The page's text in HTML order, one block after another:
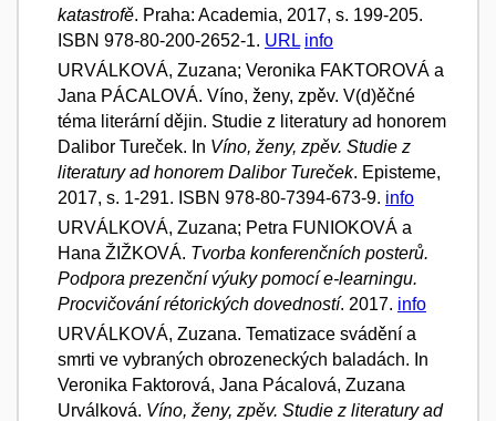
katastrofě. Praha: Academia, 2017, s. 199-205.
ISBN 978-80-200-2652-1. URL info
URVÁLKOVÁ, Zuzana; Veronika FAKTOROVÁ a
Jana PÁCALOVÁ. Víno, ženy, zpěv. V(d)ěčné
téma literární dějin. Studie z literatury ad honorem
Dalibor Tureček. In Víno, ženy, zpěv. Studie z
literatury ad honorem Dalibor Tureček. Episteme,
2017, s. 1-291. ISBN 978-80-7394-673-9. info
URVÁLKOVÁ, Zuzana; Petra FUNIOKOVÁ a
Hana ŽIŽKOVÁ. Tvorba konferenčních posterů.
Podpora prezenční výuky pomocí e-learningu.
Procvičování rétorických dovedností. 2017. info
URVÁLKOVÁ, Zuzana. Tematizace svádění a
smrti ve vybraných obrozeneckých baladách. In
Veronika Faktorová, Jana Pácalová, Zuzana
Urválková. Víno, ženy, zpěv. Studie z literatury ad